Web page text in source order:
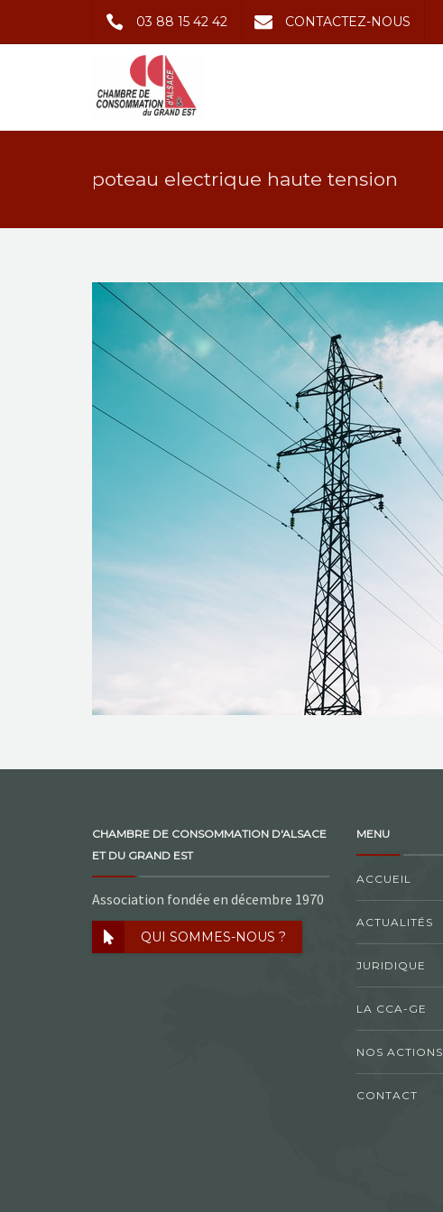
03 88 15 42 42 CONTACTEZ-NOUS
poteau electrique haute tension
CHAMBRE DE CONSOMMATION D'ALSACE
ET DU GRAND EST
Association fondée en décembre 1970
QUI SOMMES-NOUS ?
MENU
ACCUEIL
ACTUALITÉS
JURIDIQUE
LA CCA-GE
NOS ACTIONS
CONTACT